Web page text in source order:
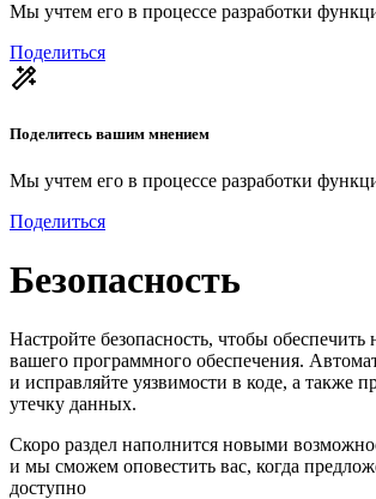
Мы учтем его в процессе разработки
Поделиться
Поделитесь вашим мнением
Мы учтем его в процессе разработки
Поделиться
Безопасность
Настройте безопасность, чтобы обеспечить
вашего программного обеспечения.
и исправляйте уязвимости в коде, а также
утечку данных.
Скоро раздел наполнится новыми
и мы сможем оповестить вас, когда
доступно